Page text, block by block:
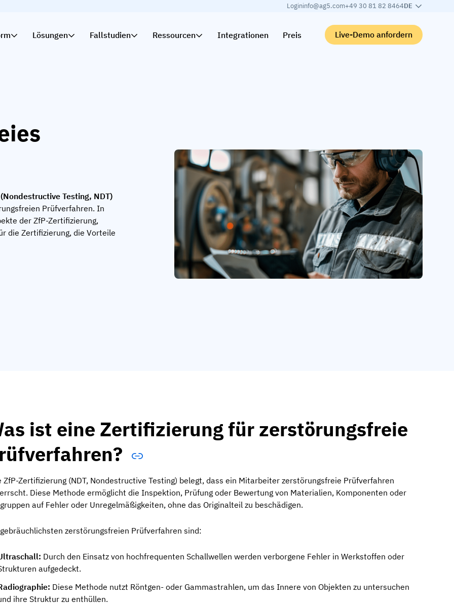
Logininfo@ag5.com+49 30 81 82 8464DE
Lösungen Fallstudien Ressourcen Integrationen Preis Live-Demo anfordern
Testing, NDT)
Prüfverfahren. In
der ZfP-Zertifizierung,
die Zertifizierung, die Vorteile
ist eine Zertifizierung für zerstörungsfreie
ZfP-Zertifizierung (NDT, Nondestructive Testing) belegt, dass ein Mitarbeiter zerstörungsfreie Prüfverfahren
Diese Methode ermöglicht die Inspektion, Prüfung oder Bewertung von Materialien, Komponenten oder
auf Fehler oder Unregelmäßigkeiten, ohne das Originalteil zu beschädigen.
zerstörungsfreien Prüfverfahren sind:
Durch den Einsatz von hochfrequenten Schallwellen werden verborgene Fehler in Werkstoffen oder
aufgedeckt.
Diese Methode nutzt Röntgen- oder Gammastrahlen, um das Innere von Objekten zu untersuchen
ihre Struktur zu enthüllen.